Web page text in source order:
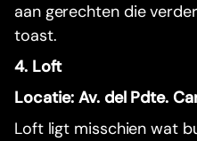
aan gerechten die
toast.
4. Loft
Locatie: Av. del Pdte.
Loft ligt misschien wat